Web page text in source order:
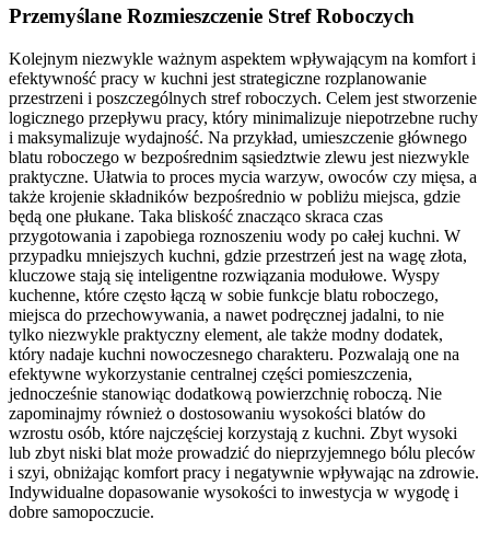
Przemyślane Rozmieszczenie Stref Roboczych
Kolejnym niezwykle ważnym aspektem wpływającym na komfort i
efektywność pracy w kuchni jest strategiczne rozplanowanie
przestrzeni i poszczególnych stref roboczych. Celem jest stworzenie
logicznego przepływu pracy, który minimalizuje niepotrzebne ruchy
i maksymalizuje wydajność. Na przykład, umieszczenie głównego
blatu roboczego w bezpośrednim sąsiedztwie zlewu jest niezwykle
praktyczne. Ułatwia to proces mycia warzyw, owoców czy mięsa, a
także krojenie składników bezpośrednio w pobliżu miejsca, gdzie
będą one płukane. Taka bliskość znacząco skraca czas
przygotowania i zapobiega roznoszeniu wody po całej kuchni. W
przypadku mniejszych kuchni, gdzie przestrzeń jest na wagę złota,
kluczowe stają się inteligentne rozwiązania modułowe. Wyspy
kuchenne, które często łączą w sobie funkcje blatu roboczego,
miejsca do przechowywania, a nawet podręcznej jadalni, to nie
tylko niezwykle praktyczny element, ale także modny dodatek,
który nadaje kuchni nowoczesnego charakteru. Pozwalają one na
efektywne wykorzystanie centralnej części pomieszczenia,
jednocześnie stanowiąc dodatkową powierzchnię roboczą. Nie
zapominajmy również o dostosowaniu wysokości blatów do
wzrostu osób, które najczęściej korzystają z kuchni. Zbyt wysoki
lub zbyt niski blat może prowadzić do nieprzyjemnego bólu pleców
i szyi, obniżając komfort pracy i negatywnie wpływając na zdrowie.
Indywidualne dopasowanie wysokości to inwestycja w wygodę i
dobre samopoczucie.